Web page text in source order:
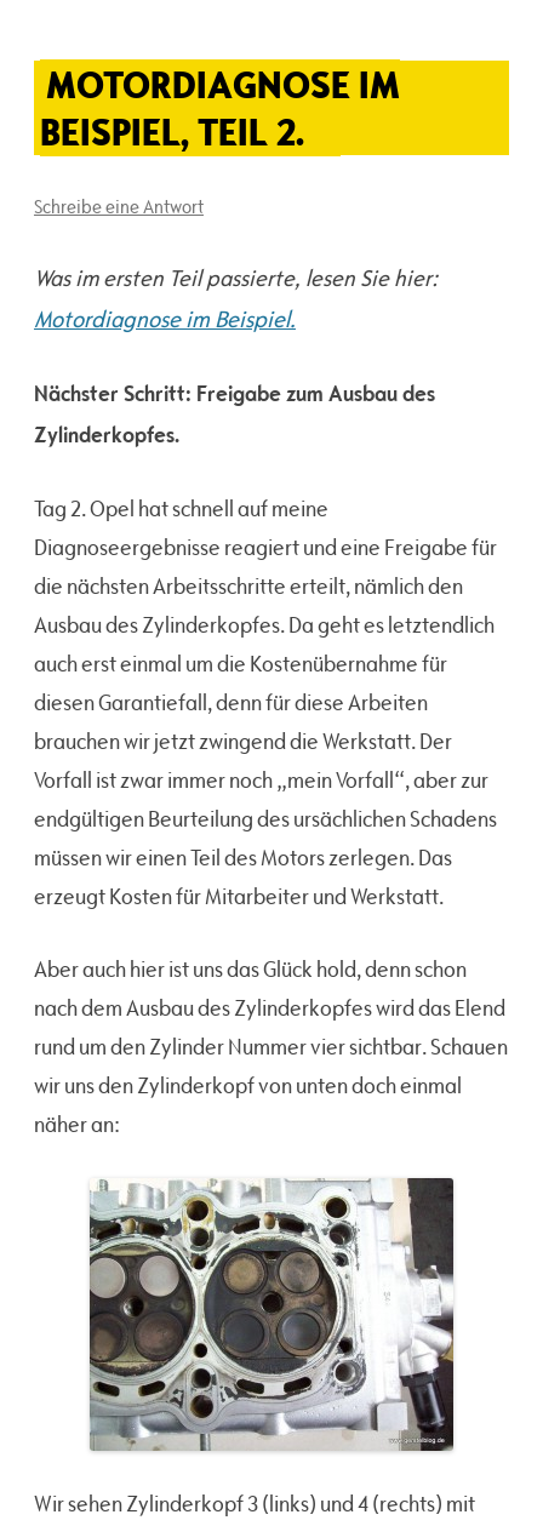
MOTORDIAGNOSE IM
BEISPIEL, TEIL 2.
Schreibe eine Antwort
Was im ersten Teil passierte, lesen Sie hier:
Motordiagnose im Beispiel.
Nächster Schritt: Freigabe zum Ausbau des
Zylinderkopfes.
Tag 2. Opel hat schnell auf meine
Diagnoseergebnisse reagiert und eine Freigabe für
die nächsten Arbeitsschritte erteilt, nämlich den
Ausbau des Zylinderkopfes. Da geht es letztendlich
auch erst einmal um die Kostenübernahme für
diesen Garantiefall, denn für diese Arbeiten
brauchen wir jetzt zwingend die Werkstatt. Der
Vorfall ist zwar immer noch „mein Vorfall“, aber zur
endgültigen Beurteilung des ursächlichen Schadens
müssen wir einen Teil des Motors zerlegen. Das
erzeugt Kosten für Mitarbeiter und Werkstatt.
Aber auch hier ist uns das Glück hold, denn schon
nach dem Ausbau des Zylinderkopfes wird das Elend
rund um den Zylinder Nummer vier sichtbar. Schauen
wir uns den Zylinderkopf von unten doch einmal
näher an:
Wir sehen Zylinderkopf 3 (links) und 4 (rechts) mit